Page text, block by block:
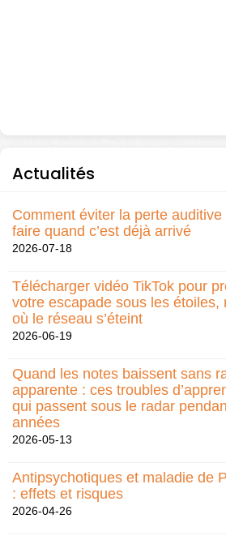
Actualités
Comment éviter la perte auditive
faire quand c’est déjà arrivé
2026-07-18
Télécharger vidéo TikTok pour
votre escapade sous les étoiles,
où le réseau s’éteint
2026-06-19
Quand les notes baissent sans
apparente : ces troubles
qui passent sous le radar
années
2026-05-13
Antipsychotiques et maladie de
: effets et risques
2026-04-26